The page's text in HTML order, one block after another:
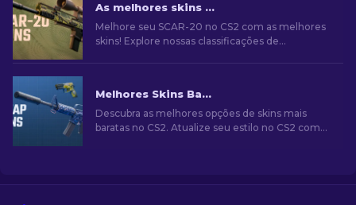
As melhores skins SCAR-20 no CS2: a escolha dos jogadores
Melhore seu SCAR-20 no CS2 com as melhores
skins! Explore nossas classificações de
Melhores Skins Baratas no CS2 [2026]
Descubra as melhores opções de skins mais
baratas no CS2. Atualize seu estilo no CS2 com